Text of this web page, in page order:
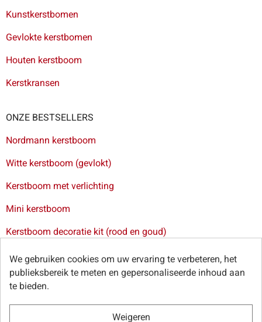
Kunstkerstbomen
Gevlokte kerstbomen
Houten kerstboom
Kerstkransen
ONZE BESTSELLERS
Nordmann kerstboom
Witte kerstboom (gevlokt)
Kerstboom met verlichting
Mini kerstboom
Kerstboom decoratie kit (rood en goud)
Levering van kerstbomen in Brussel-Levering van
kerstbomen in Antwerpen- Levering van kerstbomen in Gent
We gebruiken cookies om uw ervaring te verbeteren, het
publieksbereik te meten en gepersonaliseerde inhoud aan
te bieden.
Weigeren